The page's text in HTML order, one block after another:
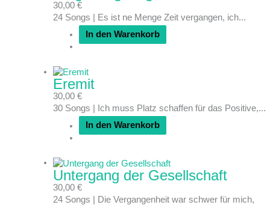
30,00 €
24 Songs | Es ist ne Menge Zeit vergangen, ich...
In den Warenkorb
Eremit
30,00 €
30 Songs | Ich muss Platz schaffen für das Positive,...
In den Warenkorb
Untergang der Gesellschaft
30,00 €
24 Songs | Die Vergangenheit war schwer für mich,